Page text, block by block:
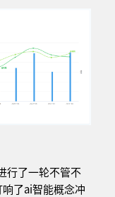
行了一轮不管不
了ai智能概念冲